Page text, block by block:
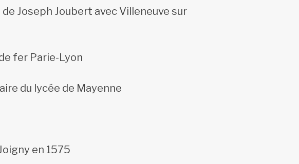
Joseph Joubert avec Villeneuve sur
fer Parie-Lyon
du lycée de Mayenne
en 1575